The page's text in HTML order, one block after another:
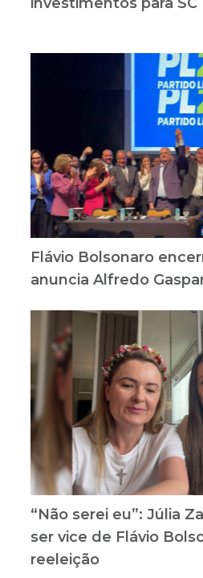
Flávio Bolsonaro
anuncia Alfredo
“Não serei eu”: Júlia
ser vice de Flávio
reeleição